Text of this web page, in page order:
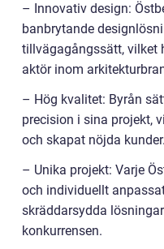
– Innovativ design:
banbrytande
tillvägagångssätt, vilket
aktör inom
– Hög kvalitet: Byrån
precision i sina projekt,
och skapat nöjda kunder.
– Unika projekt: Varje
och individuellt
skräddarsydda
konkurrensen.